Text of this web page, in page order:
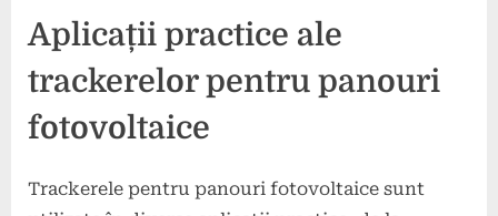
Aplicații practice ale
trackerelor pentru panouri
fotovoltaice
Trackerele pentru panouri fotovoltaice sunt